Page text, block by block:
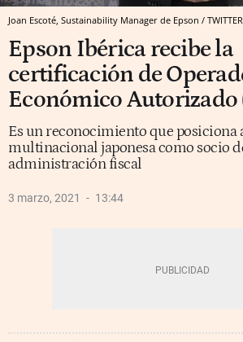
Joan Escoté, Sustainability Manager de Epson / TWITTER
Epson Ibérica recibe la
certificación de
Económico Autorizado
Es un reconocimiento que posiciona
multinacional japonesa como socio
administración fiscal
3 marzo, 2021 13:44